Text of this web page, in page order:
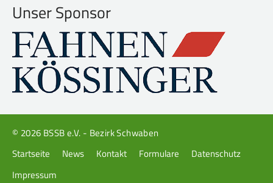
Unser Sponsor
© 2026 BSSB e.V. - Bezirk Schwaben
Navigation
Startseite News Kontakt Formulare
Datenschutz
Impressum